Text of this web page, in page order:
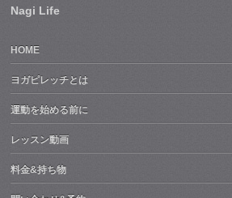
Nagi Life
HOME
ヨガピレッチとは
運動を始める前に
レッスン動画
料金&持ち物